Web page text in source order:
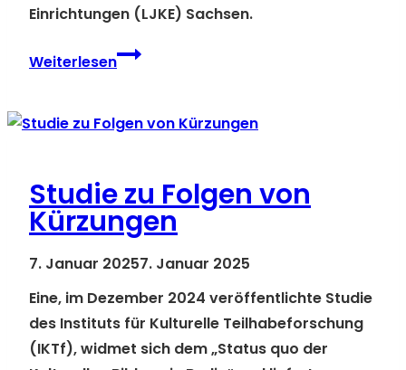
Einrichtungen (LJKE) Sachsen.
WeiterlesenNeues
„Jugendkunstschule.
Leitfaden
für
Theorie
und
Studie zu Folgen von
Kürzungen
7. Januar 20257. Januar 2025
Eine, im Dezember 2024 veröffentlichte Studie
des Instituts für Kulturelle Teilhabeforschung
(IKTf), widmet sich dem „Status quo der